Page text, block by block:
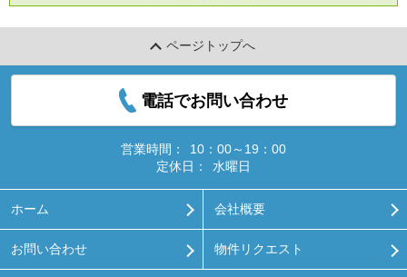
ページトップへ
電話でお問い合わせ
営業時間：
10：00～19：00
定休日：
水曜日
ホーム 会社概要
お問い合わせ 物件リクエスト